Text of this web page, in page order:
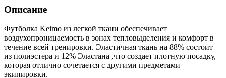
Описание
Футболка Keimo из легкой ткани обеспечивает
воздухопроницаемость в зонах тепловыделения и комфорт в
течение всей тренировки. Эластичная ткань на 88% состоит
из полиэстера и 12% Эластана ,что создает плотную посадку,
которая отлично сочетается с другими предметами
экипировки.